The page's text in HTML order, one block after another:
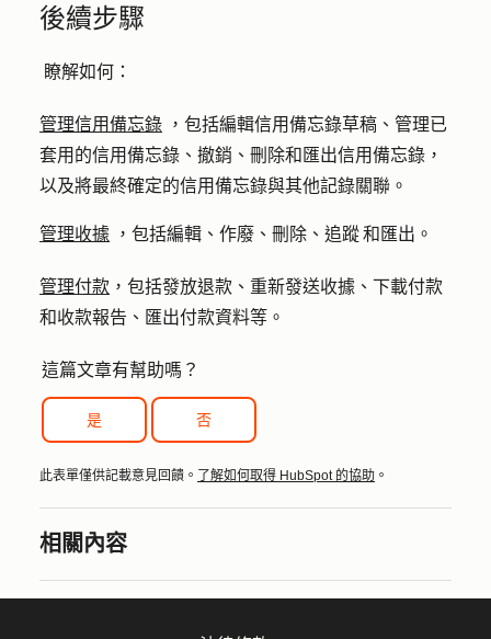
後續步驟
瞭解如何：
管理信用備忘錄 ，包括編輯信用備忘錄草稿、管理已
套用的信用備忘錄、撤銷、刪除和匯出信用備忘錄，
以及將最終確定的信用備忘錄與其他記錄關聯。
管理收據 ，包括編輯、作廢、刪除、追蹤 和匯出。
管理付款 ，包括發放退款、重新發送收據、下載付款
和收款報告、匯出付款資料等。
這篇文章有幫助嗎？
是 否
此表單僅供記載意見回饋。 了解如何取得 HubSpot 的協助 。
相關內容